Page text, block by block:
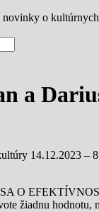
o
a
14.12.2023 –
O
žiadnu hodnotu,